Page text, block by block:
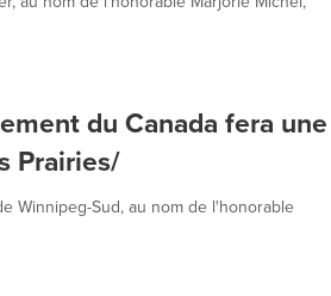
du Canada fera une
Prairies/
Winnipeg-Sud, au nom de l'honorable